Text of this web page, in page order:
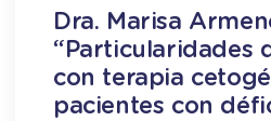
Dra. Marisa
“Particularidades
con terapia
pacientes con